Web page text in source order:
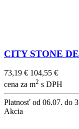
CITY STONE
73,19 € 104,55 €
cena za m2 s DPH
Platnosť od 06.07. do
Akcia